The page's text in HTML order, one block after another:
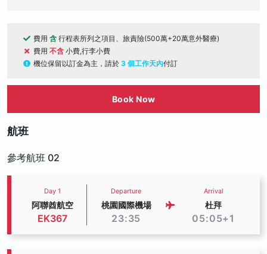
費用 含 行程表所列之項目、旅責險(500萬+20萬意外醫療)
費用 不含 小費,行李小費
機位保留以訂金為主，請於 3 個工作天內付訂
Book Now
航班
參考航班 02
Day 1
阿聯酋航空
EK367
Departure
桃園國際機場
23:35
Arrival
杜拜
05:05+1